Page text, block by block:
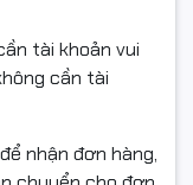
, đáp ứng nhu
với
Auto-
tài khoản vui
cần tài
nhận đơn hàng,